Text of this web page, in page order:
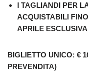
I TAGLIANDI PER
ACQUISTABILI
APRILE
BIGLIETTO UNICO: €
PREVENDITA)